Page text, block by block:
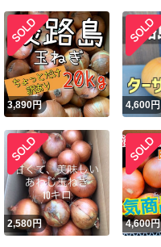
3,890円 4,600円
2,580円 4,600円